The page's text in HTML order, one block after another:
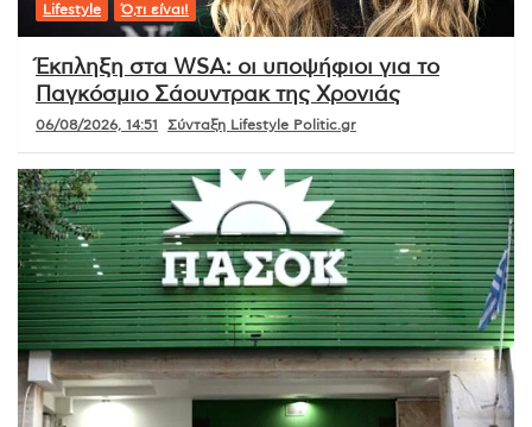
Lifestyle Ό,τι είναι!
Έκπληξη στα WSA: οι υποψήφιοι για το
Παγκόσμιο Σάουντρακ της Χρονιάς
06/08/2026, 14:51 Σύνταξη Lifestyle Politic.gr